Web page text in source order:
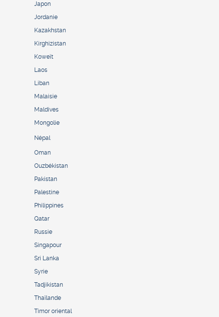
Japon
Jordanie
Kazakhstan
Kirghizistan
Koweït
Laos
Liban
Malaisie
Maldives
Mongolie
Népal
Oman
Ouzbékistan
Pakistan
Palestine
Philippines
Qatar
Russie
Singapour
Sri Lanka
Syrie
Tadjikistan
Thaïlande
Timor oriental